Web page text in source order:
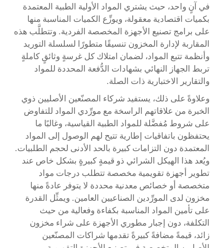
في آنٍ واحد، حيث يشتري المواد الأولية الطبية المعتمدة
بكميات اقتصادية معقولة، ويوزِّع الكميات المناسبة منها
على برامج تصنيع الأجهزة المخصصة الفردية. وتتطلَّب هذه
المقاربة لإدارة المخزون تنسيقًا متطورًا لسلسلة التوريد
وأنظمة تتبع المواد، لضمان امتلاك كل غرسةٍ وثائقٍ كاملةٍ
تربط الجهاز النهائي بشهادات الدُّفعة المحددة للمواد
والتقارير الاختبارية ذات الصلة.
وعلاوةً على ذلك، يستفيد شركاء المصنّعين الأصليين ذوي
الخبرة من علاقاتهم الراسخة مع مورِّدي المواد للتفاوض
على شروط مُفضَّلة للمواد الطبية القياسية، وغالبًا ما
يحتفظون باتفاقيات إطارية تتيح لهم الوصول إلى المواد
المعتمدة دون التزامات كبيرة بالحد الأدنى لحجم الطلبيات.
ويُعد هذا الهيكل الشرائي ذو قيمةٍ كبيرةٍ بشكل خاص عند
تطوير أجهزة تقويمية مخصصة تتطلب درجات مواد
متخصصة أو خصائص معدنية محددة لا يتوفر عادةً منها
مخزون لدى المورِّدين الصناعيين العامين. ويمثِّل القدرة
على تأمين المواد المناسبة بكفاءة وفعالية من حيث
التكلفة، دون إجبار مطوري الأجهزة على شراء مخزون
زائد، قيمةً مضافةً كبيرةً تقدمها شراكات المصنّعين